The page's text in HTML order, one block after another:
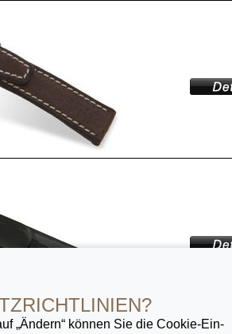
„Ändern“ können Sie die Cookie-Ein­